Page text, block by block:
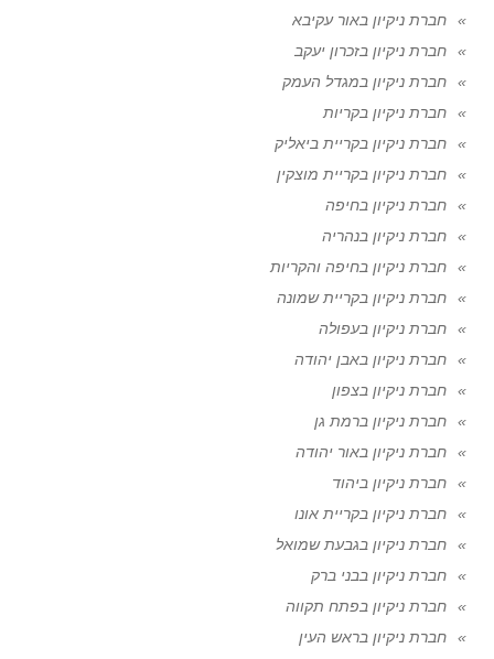
חברת ניקיון באור עקיבא
חברת ניקיון בזכרון יעקב
חברת ניקיון במגדל העמק
חברת ניקיון בקריות
חברת ניקיון בקריית ביאליק
חברת ניקיון בקריית מוצקין
חברת ניקיון בחיפה
חברת ניקיון בנהריה
חברת ניקיון בחיפה והקריות
חברת ניקיון בקריית שמונה
חברת ניקיון בעפולה
חברת ניקיון באבן יהודה
חברת ניקיון בצפון
חברת ניקיון ברמת גן
חברת ניקיון באור יהודה
חברת ניקיון ביהוד
חברת ניקיון בקריית אונו
חברת ניקיון בגבעת שמואל
חברת ניקיון בבני ברק
חברת ניקיון בפתח תקווה
חברת ניקיון בראש העין